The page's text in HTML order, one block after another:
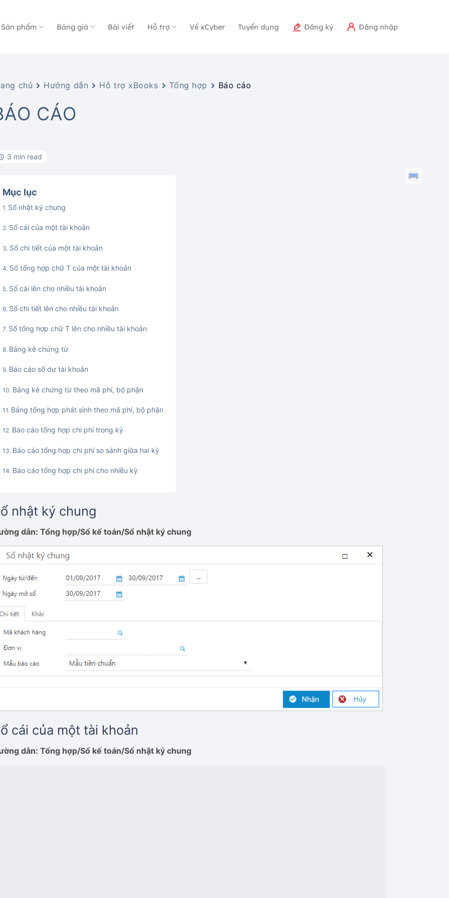
Sản phẩm Bảng giá Bài viết Hỗ trợ Về xCyber Tuyển dụng Đăng ký Đăng nhập
chủ Hướng dẫn Hỗ trợ xBooks Tổng hợp Báo cáo
CÁO
3 min read
Mục lục
Sổ nhật ký chung
Sổ cái của một tài khoản
Sổ chi tiết của một tài khoản
Sổ tổng hợp chữ T của một tài khoản
Sổ cái lên cho nhiều tài khoản
Sổ chi tiết lên cho nhiều tài khoản
Sổ tổng hợp chữ T lên cho nhiều tài khoản
Bảng kê chứng từ
Báo cáo số dư tài khoản
Bảng kê chứng từ theo mã phí, bộ phận
Bảng tổng hợp phát sinh theo mã phí, bộ phận
Báo cáo tổng hợp chi phí trong kỳ
Báo cáo tổng hợp chi phí so sánh giữa hai kỳ
Báo cáo tổng hợp chi phí cho nhiều kỳ
nhật ký chung
dẫn: Tổng hợp/Sổ kế toán/Sổ nhật ký chung
cái của một tài khoản
dẫn: Tổng hợp/Sổ kế toán/Sổ nhật ký chung